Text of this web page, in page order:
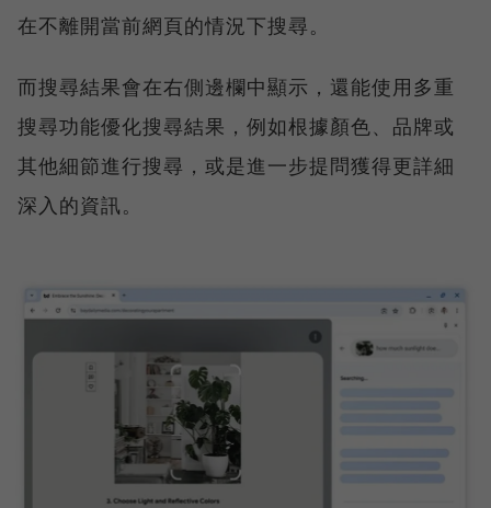
在不離開當前網頁的情況下搜尋。
而搜尋結果會在右側邊欄中顯示，還能使用多重
搜尋功能優化搜尋結果，例如根據顏色、品牌或
其他細節進行搜尋，或是進一步提問獲得更詳細
深入的資訊。